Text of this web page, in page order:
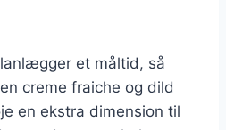
et måltid, så
creme fraiche og dild
en ekstra dimension til